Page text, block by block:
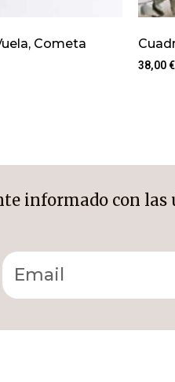
Cometa
38,00€
informado con las